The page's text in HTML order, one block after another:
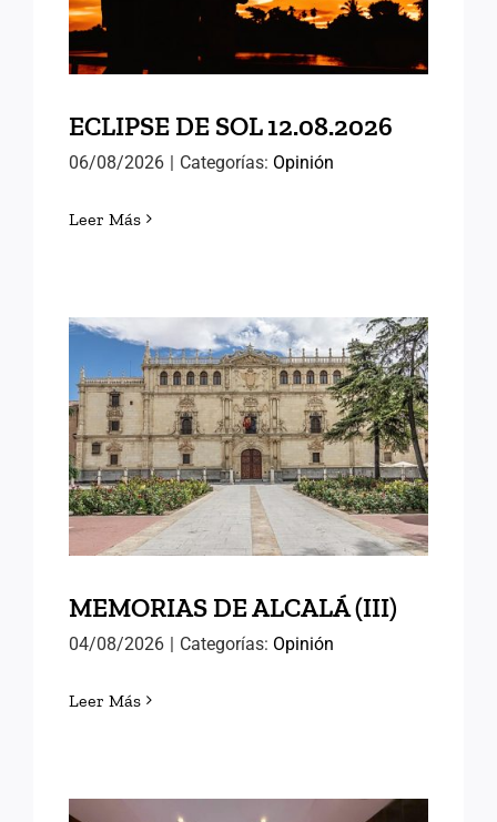
ECLIPSE DE SOL 12.08.2026
06/08/2026 | Categorías: Opinión
Leer Más
MEMORIAS DE ALCALÁ
(III)
MEMORIAS DE ALCALÁ (III)
04/08/2026 | Categorías: Opinión
Leer Más